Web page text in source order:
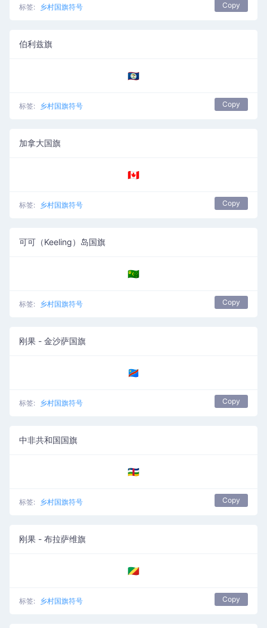
标签: 乡村国旗符号 Copy
伯利兹旗
🇧🇿
标签: 乡村国旗符号 Copy
加拿大国旗
🇨🇦
标签: 乡村国旗符号 Copy
可可（Keeling）岛国旗
🇨🇨
标签: 乡村国旗符号 Copy
刚果 - 金沙萨国旗
🇨🇩
标签: 乡村国旗符号 Copy
中非共和国国旗
🇨🇫
标签: 乡村国旗符号 Copy
刚果 - 布拉萨维旗
🇨🇬
标签: 乡村国旗符号 Copy